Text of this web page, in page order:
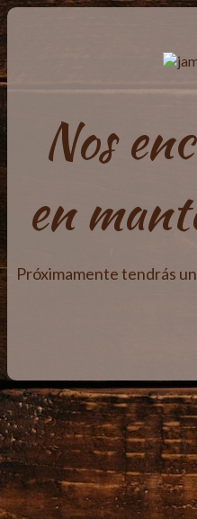
Nos
en
Próximamente tendrás